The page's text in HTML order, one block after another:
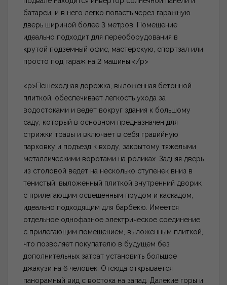
батареи, и в него легко попасть через гаражную
дверь шириной более 3 метров. Помещение
идеально подходит для переоборудования в
крутой подземный офис, мастерскую, спортзал или
просто под гараж на 2 машины.</p>
<p>Пешеходная дорожка, выложенная бетонной
плиткой, обеспечивает легкость ухода за
водостоками и ведет вокруг здания к большому
саду, который в основном предназначен для
стрижки травы и включает в себя гравийную
парковку и подъезд к входу, закрытому тяжелыми
металлическими воротами на роликах. Задняя дверь
из столовой ведет на несколько ступенек вниз в
тенистый, выложенный плиткой внутренний дворик
с прилегающим освещенным прудом и каскадом,
идеально подходящим для барбекю. Имеется
отдельное однофазное электрическое соединение
с прилегающим помещением, выложенным плиткой,
что позволяет покупателю в будущем без
дополнительных затрат установить большое
джакузи на 6 человек. Отсюда открывается
панорамный вид с востока на запад. Далекие горы и